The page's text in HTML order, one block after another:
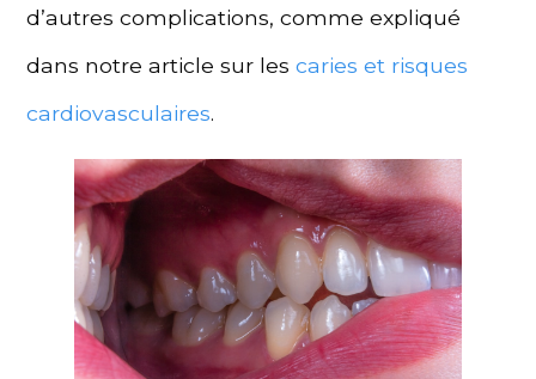
d’autres complications, comme expliqué
dans notre article sur les caries et risques
cardiovasculaires.